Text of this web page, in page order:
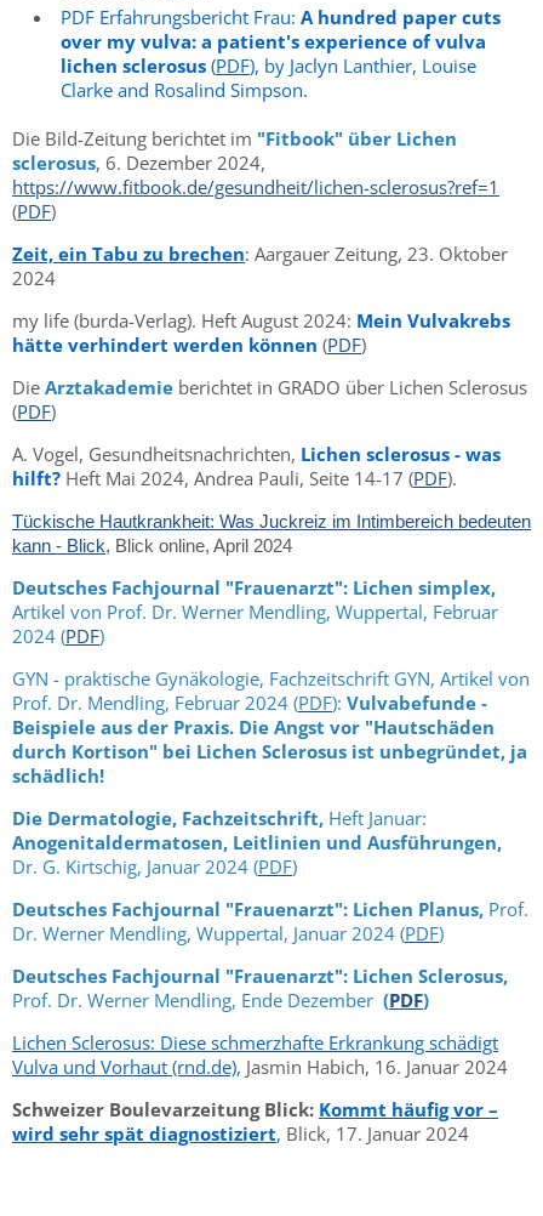
PDF Erfahrungsbericht Frau: A hundred paper cuts
over my vulva: a patient's experience of vulva
lichen sclerosus (PDF), by Jaclyn Lanthier, Louise
Clarke and Rosalind Simpson.
Die Bild-Zeitung berichtet im "Fitbook" über Lichen
sclerosus, 6. Dezember 2024,
https://www.fitbook.de/gesundheit/lichen-sclerosus?ref=1
(PDF)
Zeit, ein Tabu zu brechen: Aargauer Zeitung, 23. Oktober
2024
my life (burda-Verlag). Heft August 2024: Mein Vulvakrebs
hätte verhindert werden können (PDF)
Die Arztakademie berichtet in GRADO über Lichen Sclerosus
(PDF)
A. Vogel, Gesundheitsnachrichten, Lichen sclerosus - was
hilft? Heft Mai 2024, Andrea Pauli, Seite 14-17 (PDF).
Tückische Hautkrankheit: Was Juckreiz im Intimbereich bedeuten
kann - Blick, Blick online, April 2024
Deutsches Fachjournal "Frauenarzt": Lichen simplex,
Artikel von Prof. Dr. Werner Mendling, Wuppertal, Februar
2024 (PDF)
GYN - praktische Gynäkologie, Fachzeitschrift GYN, Artikel von
Prof. Dr. Mendling, Februar 2024 (PDF): Vulvabefunde -
Beispiele aus der Praxis. Die Angst vor "Hautschäden
durch Kortison" bei Lichen Sclerosus ist unbegründet, ja
schädlich!
Die Dermatologie, Fachzeitschrift, Heft Januar:
Anogenitaldermatosen, Leitlinien und Ausführungen,
Dr. G. Kirtschig, Januar 2024 (PDF)
Deutsches Fachjournal "Frauenarzt": Lichen Planus, Prof.
Dr. Werner Mendling, Wuppertal, Januar 2024 (PDF)
Deutsches Fachjournal "Frauenarzt": Lichen Sclerosus,
Prof. Dr. Werner Mendling, Ende Dezember (PDF)
Lichen Sclerosus: Diese schmerzhafte Erkrankung schädigt
Vulva und Vorhaut (rnd.de), Jasmin Habich, 16. Januar 2024
Schweizer Boulevarzeitung Blick: Kommt häufig vor –
wird sehr spät diagnostiziert, Blick, 17. Januar 2024